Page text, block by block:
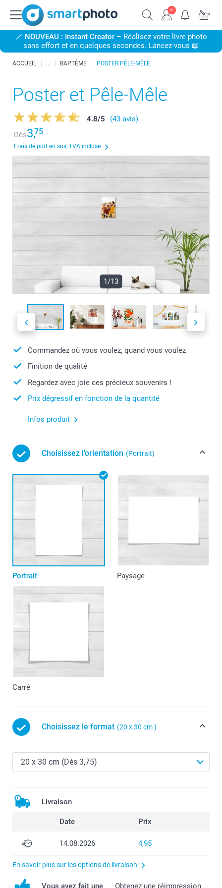
🪄 NOUVEAU : Instant Creator– Réalisez votre livre photo
sans effort et en quelques secondes. Lancez-vous 📖
ACCUEIL BAPTÊME POSTER PÊLE-MÊLE
Poster et Pêle-Mêle
4.8/5
(43 avis)
Dès3,75
Frais de port en sus, TVA incluse
1/13
Commandez où vous voulez, quand vous voulez
Finition de qualité
Regardez avec joie ces précieux souvenirs !
Prix dégressif en fonction de la quantité
Infos produit
Choisissez l'orientation (Portrait)
Portrait Paysage
Carré
Choisissez le format (20 x 30 cm )
Livraison
Date Prix
14.08.2026 4,95
En savoir plus sur les options de livraison
Vous avez fait une
Obtenez une réimpression